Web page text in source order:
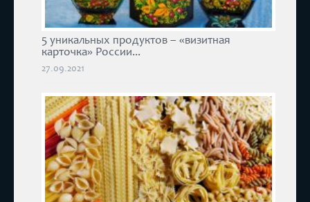
5 уникальных продуктов – «визитная
карточка» России...
27.09.2021